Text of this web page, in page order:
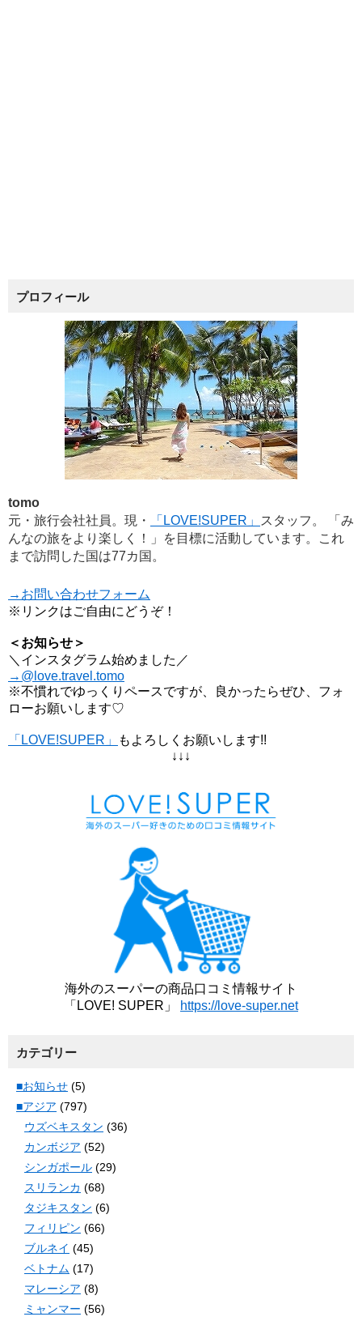
プロフィール
tomo
元・旅行会社社員。現・
「LOVE!SUPER」
スタッフ。 「み
んなの旅をより楽しく！」を目標に活動しています。これ
まで訪問した国は77カ国。
→お問い合わせフォーム
※リンクはご自由にどうぞ！
＜お知らせ＞
＼インスタグラム始めました／
→@love.travel.tomo
※不慣れでゆっくりペースですが、良かったらぜひ、フォ
ローお願いします♡
「LOVE!SUPER」
もよろしくお願いします!!
↓↓↓
海外のスーパーの商品口コミ情報サイト
「LOVE! SUPER」
https://love-super.net
カテゴリー
■お知らせ (5)
■アジア (797)
ウズベキスタン (36)
カンボジア (52)
シンガポール (29)
スリランカ (68)
タジキスタン (6)
フィリピン (66)
ブルネイ (45)
ベトナム (17)
マレーシア (8)
ミャンマー (56)